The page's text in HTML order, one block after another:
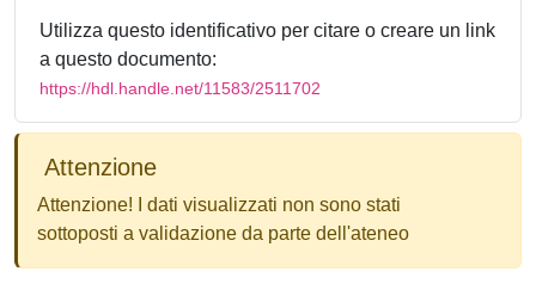
Utilizza questo identificativo per citare o creare un link
a questo documento:
https://hdl.handle.net/11583/2511702
Attenzione
Attenzione! I dati visualizzati non sono stati
sottoposti a validazione da parte dell'ateneo